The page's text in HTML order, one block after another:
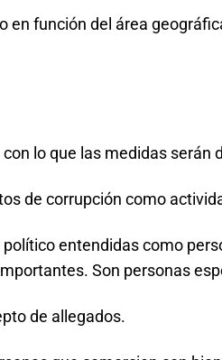
en función del área
con lo que las medidas serán
de corrupción como
entendidas como
Son personas
de allegados.